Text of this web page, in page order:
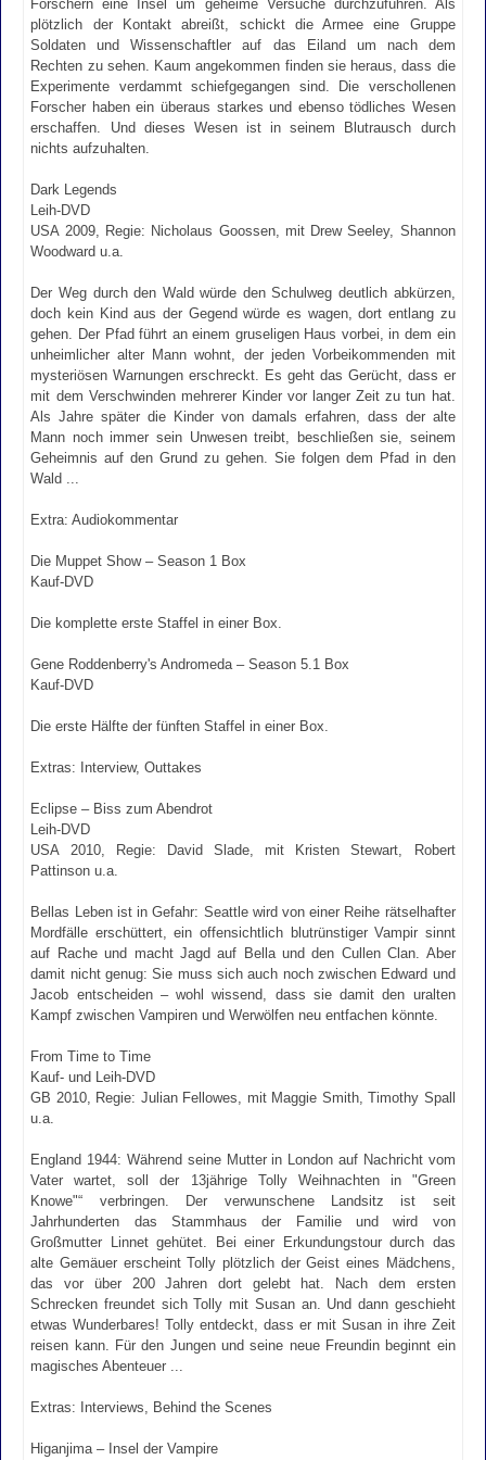
Forschern eine Insel um geheime Versuche durchzuführen. Als
plötzlich der Kontakt abreißt, schickt die Armee eine Gruppe
Soldaten und Wissenschaftler auf das Eiland um nach dem
Rechten zu sehen. Kaum angekommen finden sie heraus, dass die
Experimente verdammt schiefgegangen sind. Die verschollenen
Forscher haben ein überaus starkes und ebenso tödliches Wesen
erschaffen. Und dieses Wesen ist in seinem Blutrausch durch
nichts aufzuhalten.
Dark Legends
Leih-DVD
USA 2009, Regie: Nicholaus Goossen, mit Drew Seeley, Shannon
Woodward u.a.
Der Weg durch den Wald würde den Schulweg deutlich abkürzen,
doch kein Kind aus der Gegend würde es wagen, dort entlang zu
gehen. Der Pfad führt an einem gruseligen Haus vorbei, in dem ein
unheimlicher alter Mann wohnt, der jeden Vorbeikommenden mit
mysteriösen Warnungen erschreckt. Es geht das Gerücht, dass er
mit dem Verschwinden mehrerer Kinder vor langer Zeit zu tun hat.
Als Jahre später die Kinder von damals erfahren, dass der alte
Mann noch immer sein Unwesen treibt, beschließen sie, seinem
Geheimnis auf den Grund zu gehen. Sie folgen dem Pfad in den
Wald ...
Extra: Audiokommentar
Die Muppet Show – Season 1 Box
Kauf-DVD
Die komplette erste Staffel in einer Box.
Gene Roddenberry's Andromeda – Season 5.1 Box
Kauf-DVD
Die erste Hälfte der fünften Staffel in einer Box.
Extras: Interview, Outtakes
Eclipse – Biss zum Abendrot
Leih-DVD
USA 2010, Regie: David Slade, mit Kristen Stewart, Robert
Pattinson u.a.
Bellas Leben ist in Gefahr: Seattle wird von einer Reihe rätselhafter
Mordfälle erschüttert, ein offensichtlich blutrünstiger Vampir sinnt
auf Rache und macht Jagd auf Bella und den Cullen Clan. Aber
damit nicht genug: Sie muss sich auch noch zwischen Edward und
Jacob entscheiden – wohl wissend, dass sie damit den uralten
Kampf zwischen Vampiren und Werwölfen neu entfachen könnte.
From Time to Time
Kauf- und Leih-DVD
GB 2010, Regie: Julian Fellowes, mit Maggie Smith, Timothy Spall
u.a.
England 1944: Während seine Mutter in London auf Nachricht vom
Vater wartet, soll der 13jährige Tolly Weihnachten in "Green
Knowe"“ verbringen. Der verwunschene Landsitz ist seit
Jahrhunderten das Stammhaus der Familie und wird von
Großmutter Linnet gehütet. Bei einer Erkundungstour durch das
alte Gemäuer erscheint Tolly plötzlich der Geist eines Mädchens,
das vor über 200 Jahren dort gelebt hat. Nach dem ersten
Schrecken freundet sich Tolly mit Susan an. Und dann geschieht
etwas Wunderbares! Tolly entdeckt, dass er mit Susan in ihre Zeit
reisen kann. Für den Jungen und seine neue Freundin beginnt ein
magisches Abenteuer ...
Extras: Interviews, Behind the Scenes
Higanjima – Insel der Vampire